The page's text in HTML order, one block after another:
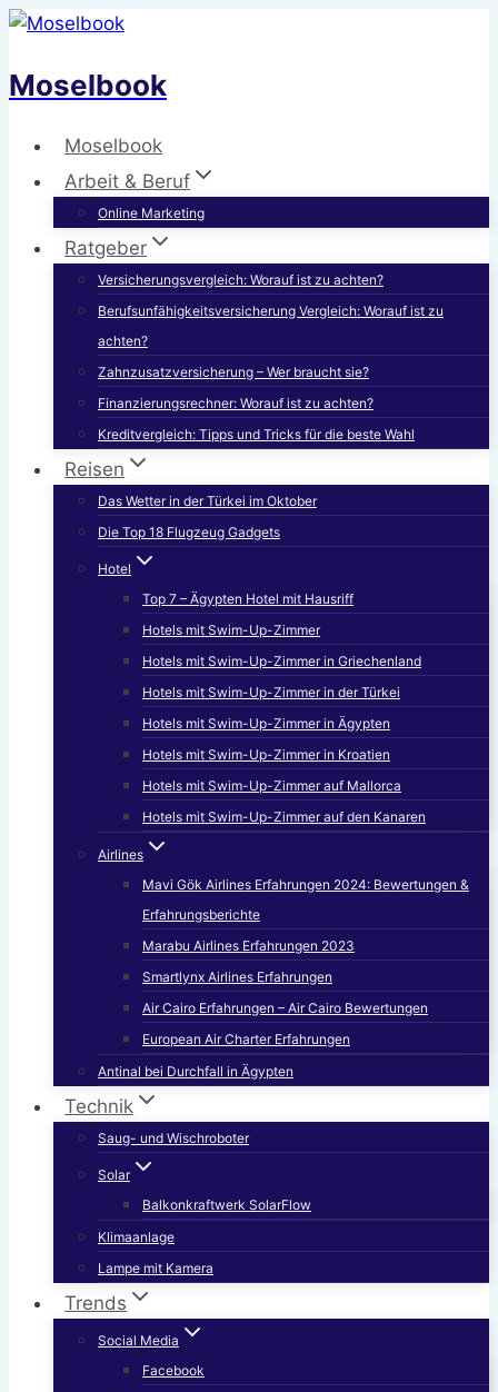
Zum
springen
Moselbook
Moselbook
Arbeit & Beruf
Online Marketing
Ratgeber
Versicherungsvergleich: Worauf ist zu achten?
Berufsunfähigkeitsversicherung Vergleich: Worauf ist zu
achten?
Zahnzusatzversicherung – Wer braucht sie?
Finanzierungsrechner: Worauf ist zu achten?
Kreditvergleich: Tipps und Tricks für die beste Wahl
Reisen
Das Wetter in der Türkei im Oktober
Die Top 18 Flugzeug Gadgets
Hotel
Top 7 – Ägypten Hotel mit Hausriff
Hotels mit Swim-Up-Zimmer
Hotels mit Swim-Up-Zimmer in Griechenland
Hotels mit Swim-Up-Zimmer in der Türkei
Hotels mit Swim-Up-Zimmer in Ägypten
Hotels mit Swim-Up-Zimmer in Kroatien
Hotels mit Swim-Up-Zimmer auf Mallorca
Hotels mit Swim-Up-Zimmer auf den Kanaren
Airlines
Mavi Gök Airlines Erfahrungen 2024: Bewertungen &
Erfahrungsberichte
Marabu Airlines Erfahrungen 2023
Smartlynx Airlines Erfahrungen
Air Cairo Erfahrungen – Air Cairo Bewertungen
European Air Charter Erfahrungen
Antinal bei Durchfall in Ägypten
Technik
Saug- und Wischroboter
Solar
Balkonkraftwerk SolarFlow
Klimaanlage
Lampe mit Kamera
Trends
Social Media
Facebook